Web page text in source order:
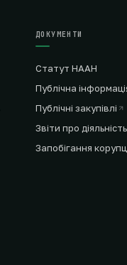
ДОКУМЕНТИ
Статут НААН
Публічна
Публічні закупівлі
Звіти про діяльність
Запобігання